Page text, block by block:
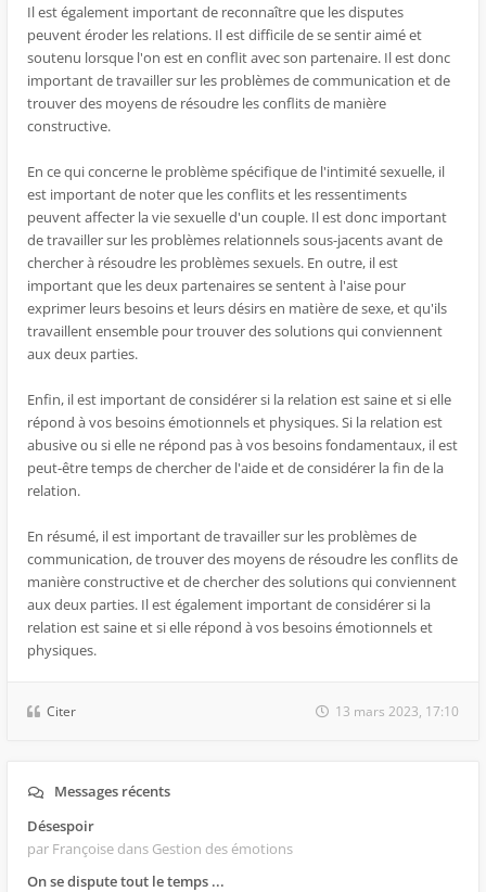
Il est également important de reconnaître que les disputes
peuvent éroder les relations. Il est difficile de se sentir aimé et
soutenu lorsque l'on est en conflit avec son partenaire. Il est donc
important de travailler sur les problèmes de communication et de
trouver des moyens de résoudre les conflits de manière
constructive.
En ce qui concerne le problème spécifique de l'intimité sexuelle, il
est important de noter que les conflits et les ressentiments
peuvent affecter la vie sexuelle d'un couple. Il est donc important
de travailler sur les problèmes relationnels sous-jacents avant de
chercher à résoudre les problèmes sexuels. En outre, il est
important que les deux partenaires se sentent à l'aise pour
exprimer leurs besoins et leurs désirs en matière de sexe, et qu'ils
travaillent ensemble pour trouver des solutions qui conviennent
aux deux parties.
Enfin, il est important de considérer si la relation est saine et si elle
répond à vos besoins émotionnels et physiques. Si la relation est
abusive ou si elle ne répond pas à vos besoins fondamentaux, il est
peut-être temps de chercher de l'aide et de considérer la fin de la
relation.
En résumé, il est important de travailler sur les problèmes de
communication, de trouver des moyens de résoudre les conflits de
manière constructive et de chercher des solutions qui conviennent
aux deux parties. Il est également important de considérer si la
relation est saine et si elle répond à vos besoins émotionnels et
physiques.
Citer 13 mars 2023, 17:10
Messages récents
Désespoir
par Françoise dans Gestion des émotions
On se dispute tout le temps ...